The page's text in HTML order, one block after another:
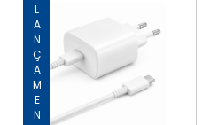
LANÇAMENTO